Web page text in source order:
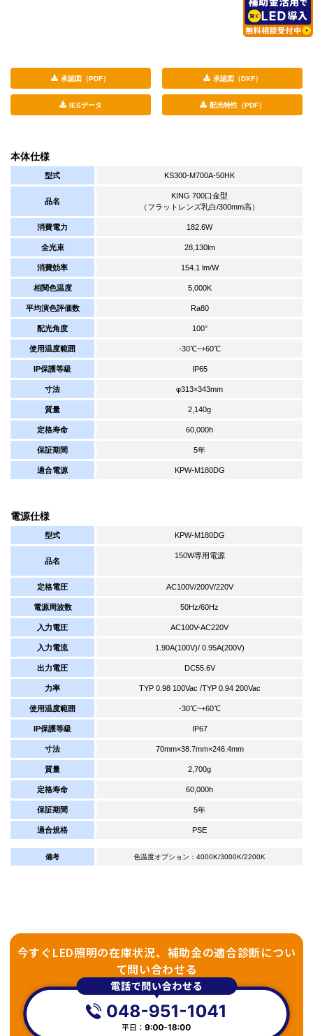
承認図（PDF） 承認図（DXF）
IESデータ 配光特性（PDF）
本体仕様
型式 KS300-M700A-50HK
品名
KING 700口金型
（フラットレンズ乳白/300mm高）
消費電力 182.6W
全光束 28,130lm
消費効率 154.1 lm/W
相関色温度 5,000K
平均演色評価数 Ra80
配光角度 100°
使用温度範囲 -30℃~+60℃
IP保護等級 IP65
寸法 φ313×343mm
質量 2,140g
定格寿命 60,000h
保証期間 5年
適合電源 KPW-M180DG
電源仕様
型式 KPW-M180DG
品名
150W専用電源
定格電圧 AC100V/200V/220V
電源周波数 50Hz/60Hz
入力電圧 AC100V-AC220V
入力電流 1.90A(100V)/ 0.95A(200V)
出力電圧 DC55.6V
力率 TYP 0.98 100Vac /TYP 0.94 200Vac
使用温度範囲 -30℃~+60℃
IP保護等級 IP67
寸法 70mm×38.7mm×246.4mm
質量 2,700g
定格寿命 60,000h
保証期間 5年
適合規格 PSE
備考 色温度オプション：4000K/3000K/2200K
今すぐLED照明の在庫状況、補助金の適合診断につい
て問い合わせる